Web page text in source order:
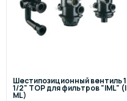
Шестипозиционный вентиль 1
1/2" TOP для фильтров "IML" (I
ML)